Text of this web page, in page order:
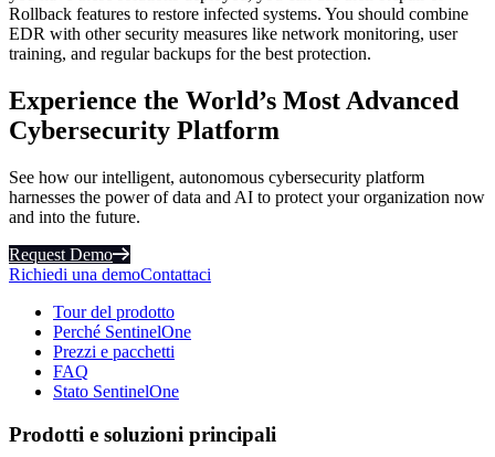
Rollback features to restore infected systems. You should combine
EDR with other security measures like network monitoring, user
training, and regular backups for the best protection.
Experience the World’s Most Advanced
Cybersecurity Platform
See how our intelligent, autonomous cybersecurity platform
harnesses the power of data and AI to protect your organization now
and into the future.
Request Demo
Richiedi una demoContattaci
Tour del prodotto
Perché SentinelOne
Prezzi e pacchetti
FAQ
Stato SentinelOne
Prodotti e soluzioni principali